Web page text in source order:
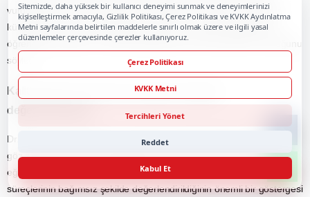
vurgulayan Tanşu, laboratuvarlar, uygulama merkezleri, atölyeler,
kütüphaneler, öğrenci kulüpleri ile sosyal ve kültürel faaliyetlerin
öğrencilerin kişisel ve mesleki gelişimlerine önemli katkılar sunduğunu
söyledi.
Kalite güvencesi tercih sürecinde mutlaka
değerlendirilmeli
Dr. Öğr. Üyesi Ayşe Tanşu, üniversite seçiminde kalite güvencesinin
göz ardı edilmemesi gerektiğini belirterek, kurumsal akreditasyonun
eğitim-öğretim, araştırma-geliştirme, toplumsal katkı ve yönetişim
süreçlerinin bağımsız şekilde değerlendirildiğinin önemli bir göstergesi
Sitemizde, daha yüksek bir kullanıcı deneyimi sunmak ve deneyimlerinizi
kişiselleştirmek amacıyla, Gizlilik Politikası, Çerez Politikası ve KVKK Aydınlatma
Metni sayfalarında belirtilen maddelerle sınırlı olmak üzere ve ilgili yasal
düzenlemeler çerçevesinde çerezler kullanıyoruz.
Çerez Politikası
KVKK Metni
Tercihleri Yönet
Reddet
Kabul Et